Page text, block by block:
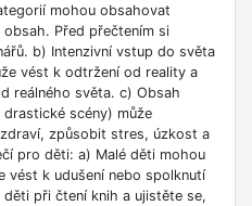
mohou obsahovat
Před přečtením si
b) Intenzivní vstup do světa
vést k odtržení od reality a
reálného světa. c) Obsah
scény) může
způsobit stres, úzkost a
pro děti: a) Malé děti mohou
vést k udušení nebo spolknutí
při čtení knih a ujistěte se,